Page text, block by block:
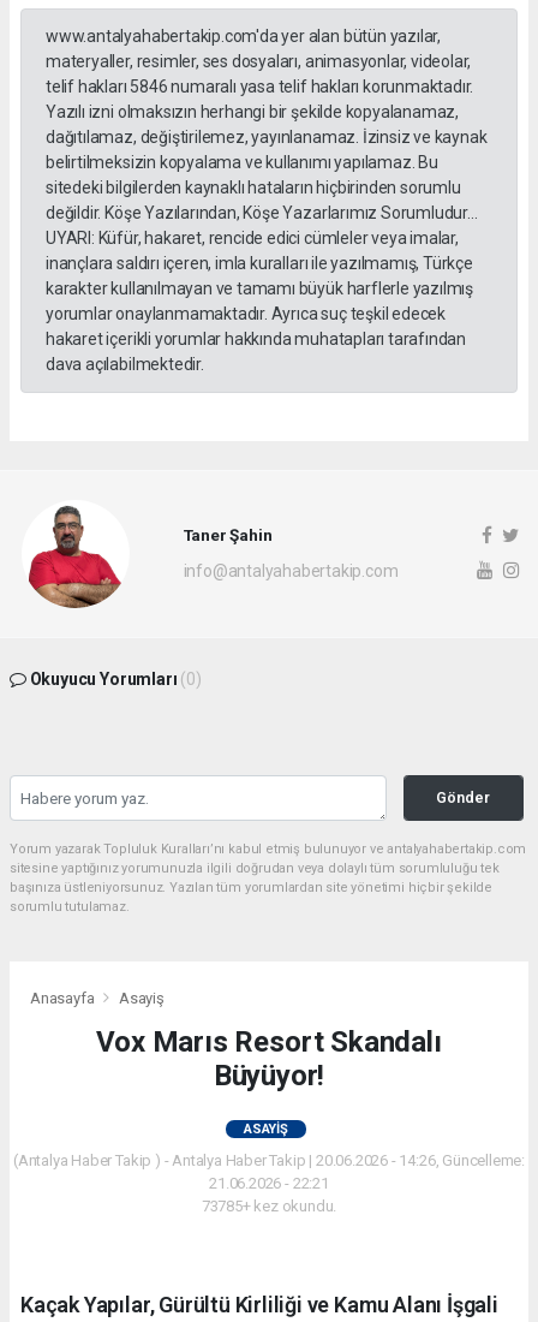
www.antalyahabertakip.com'da yer alan bütün yazılar,
materyaller, resimler, ses dosyaları, animasyonlar, videolar,
telif hakları 5846 numaralı yasa telif hakları korunmaktadır.
Yazılı izni olmaksızın herhangi bir şekilde kopyalanamaz,
dağıtılamaz, değiştirilemez, yayınlanamaz. İzinsiz ve kaynak
belirtilmeksizin kopyalama ve kullanımı yapılamaz. Bu
sitedeki bilgilerden kaynaklı hataların hiçbirinden sorumlu
değildir. Köşe Yazılarından, Köşe Yazarlarımız Sorumludur...
UYARI: Küfür, hakaret, rencide edici cümleler veya imalar,
inançlara saldırı içeren, imla kuralları ile yazılmamış, Türkçe
karakter kullanılmayan ve tamamı büyük harflerle yazılmış
yorumlar onaylanmamaktadır. Ayrıca suç teşkil edecek
hakaret içerikli yorumlar hakkında muhatapları tarafından
dava açılabilmektedir.
Taner Şahin
info@antalyahabertakip.com
Okuyucu Yorumları (0)
Gönder
Yorum yazarak Topluluk Kuralları’nı kabul etmiş bulunuyor ve antalyahabertakip.com
sitesine yaptığınız yorumunuzla ilgili doğrudan veya dolaylı tüm sorumluluğu tek
başınıza üstleniyorsunuz. Yazılan tüm yorumlardan site yönetimi hiçbir şekilde
sorumlu tutulamaz.
Anasayfa Asayiş
Vox Marıs Resort Skandalı
Büyüyor!
ASAYIŞ
(Antalya Haber Takip ) - Antalya Haber Takip | 20.06.2026 - 14:26, Güncelleme:
21.06.2026 - 22:21
73785+ kez okundu.
Kaçak Yapılar, Gürültü Kirliliği ve Kamu Alanı İşgali